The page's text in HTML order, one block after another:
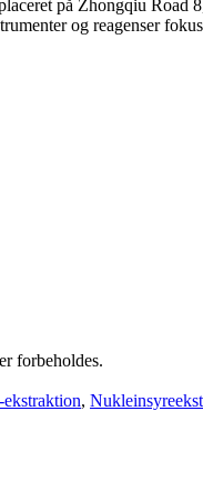
på Zhongqiu Road
og reagenser
forbeholdes.
,